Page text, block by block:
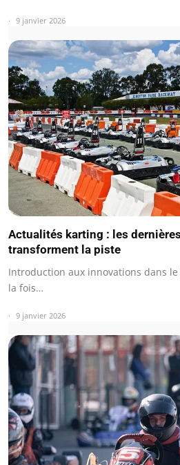
9 janvier 2026
Actualités karting : les
transforment la piste
Introduction aux innovations dans
la fois…
9 janvier 2026